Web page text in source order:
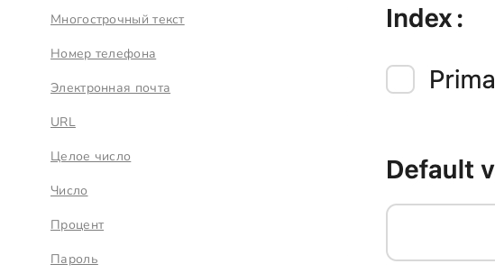
Многострочный текст
Номер телефона
Электронная почта
URL
Целое число
Число
Процент
Пароль